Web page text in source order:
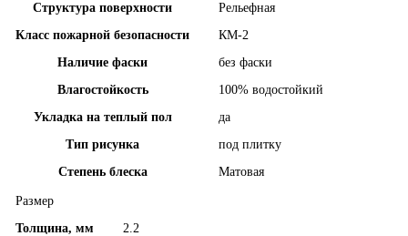
Структура поверхности
Рельефная
Класс пожарной безопасности
КМ-2
Наличие фаски
без фаски
Влагостойкость
100% водостойкий
Укладка на теплый пол
да
Тип рисунка
под плитку
Степень блеска
Матовая
Размер
Толщина, мм
2.2